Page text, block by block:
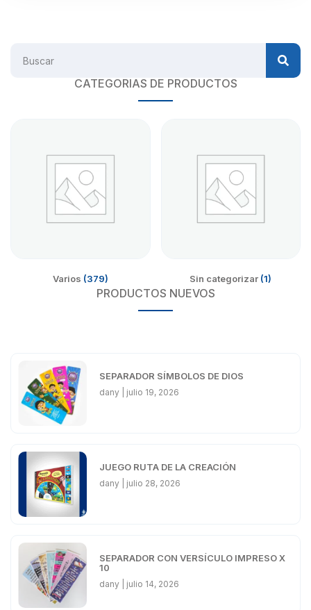
CATEGORIAS DE PRODUCTOS
Varios (379) Sin categorizar (1)
PRODUCTOS NUEVOS
SEPARADOR SÍMBOLOS DE DIOS
dany julio 19, 2026
JUEGO RUTA DE LA CREACIÓN
dany julio 28, 2026
SEPARADOR CON VERSÍCULO IMPRESO X
10
dany julio 14, 2026